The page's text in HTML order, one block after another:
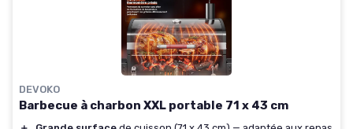
DEVOKO
Barbecue à charbon XXL portable 71 x 43 cm